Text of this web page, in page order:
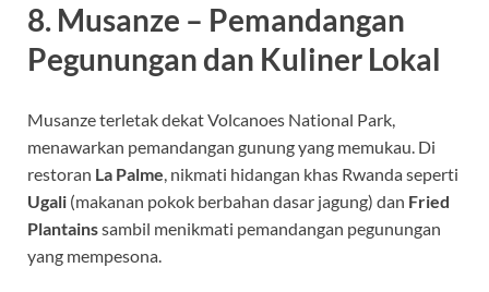
8. Musanze – Pemandangan
Pegunungan dan Kuliner Lokal
Musanze terletak dekat Volcanoes National Park,
menawarkan pemandangan gunung yang memukau. Di
restoran La Palme, nikmati hidangan khas Rwanda seperti
Ugali (makanan pokok berbahan dasar jagung) dan Fried
Plantainssambil menikmati pemandangan pegunungan
yang mempesona.